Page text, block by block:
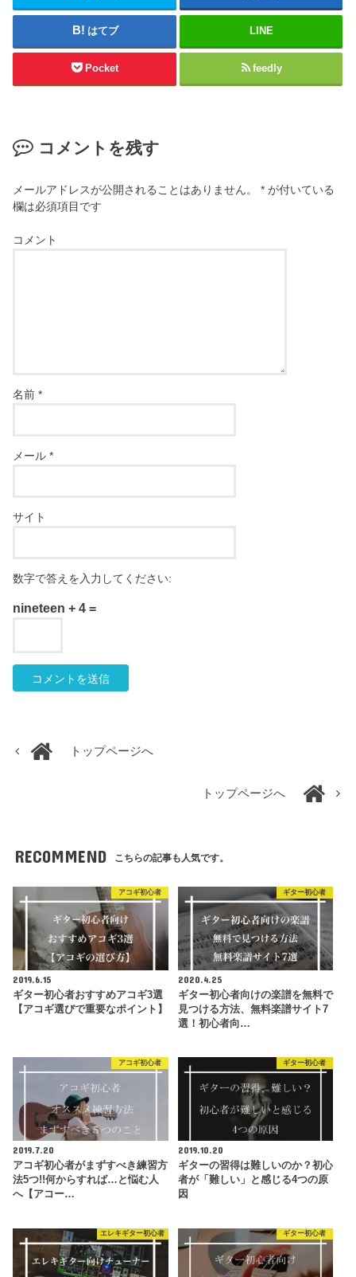
はてブ LINE
Pocket feedly
コメントを残す
メールアドレスが公開されることはありません。 * が付いている
欄は必須項目です
コメント
名前*
メール*
サイト
数字で答えを入力してください:
nineteen + 4 =
トップページへ
トップページへ
RECOMMEND こちらの記事も人気です。
アコギ初心者
2019.6.15
ギター初心者おすすめアコギ3選
【アコギ選びで重要なポイント】
ギター初心者
2020.4.25
ギター初心者向けの楽譜を無料で
見つける方法、無料楽譜サイト7
選！初心者向…
アコギ初心者
2019.7.20
アコギ初心者がまずすべき練習方
法5つ!!何からすれば…と悩む人
へ【アコー…
ギター初心者
2019.10.20
ギターの習得は難しいのか？初心
者が「難しい」と感じる4つの原
因
エレキギター初心者 ギター初心者